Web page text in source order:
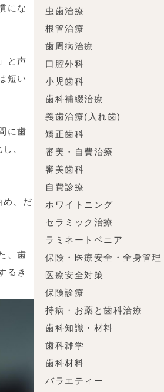
にな
と声
短い
に歯
、
め、だ
、歯
るき
虫歯治療
根管治療
歯周病治療
口腔外科
小児歯科
歯科補綴治療
義歯治療(入れ歯)
矯正歯科
審美・自費治療
審美歯科
自費診療
ホワイトニング
セラミック治療
ラミネートベニア
保険・医療安全・全身管理
医療安全対策
保険診療
持病・お薬と歯科治療
歯科知識・材料
歯科雑学
歯科材料
バラエティー